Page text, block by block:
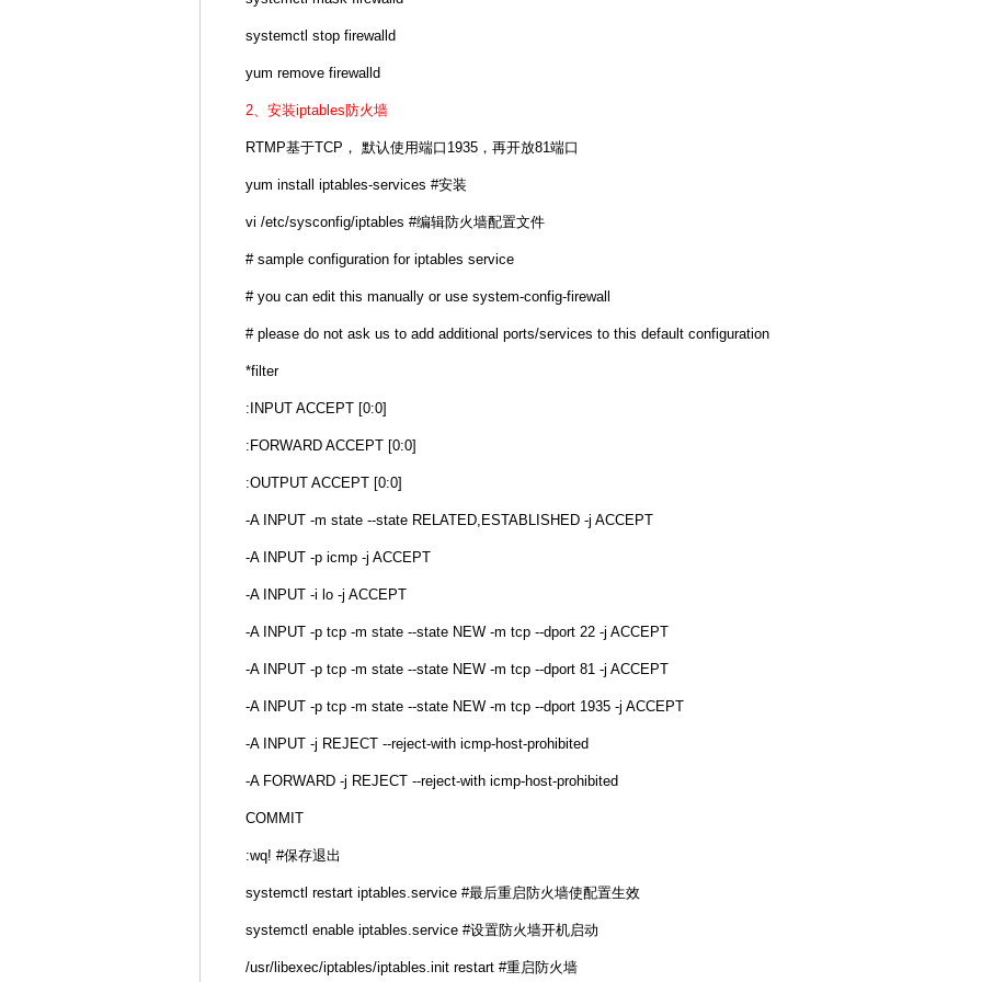
systemctl stop firewalld
yum remove firewalld
2、安装iptables防火墙
RTMP基于TCP， 默认使用端口1935，再开放81端口
yum install iptables-services #安装
vi /etc/sysconfig/iptables #编辑防火墙配置文件
# sample configuration for iptables service
# you can edit this manually or use system-config-firewall
# please do not ask us to add additional ports/services to this default configuration
*filter
:INPUT ACCEPT [0:0]
:FORWARD ACCEPT [0:0]
:OUTPUT ACCEPT [0:0]
-A INPUT -m state --state RELATED,ESTABLISHED -j ACCEPT
-A INPUT -p icmp -j ACCEPT
-A INPUT -i lo -j ACCEPT
-A INPUT -p tcp -m state --state NEW -m tcp --dport 22 -j ACCEPT
-A INPUT -p tcp -m state --state NEW -m tcp --dport 81 -j ACCEPT
-A INPUT -p tcp -m state --state NEW -m tcp --dport 1935 -j ACCEPT
-A INPUT -j REJECT --reject-with icmp-host-prohibited
-A FORWARD -j REJECT --reject-with icmp-host-prohibited
COMMIT
:wq! #保存退出
systemctl restart iptables.service #最后重启防火墙使配置生效
systemctl enable iptables.service #设置防火墙开机启动
/usr/libexec/iptables/iptables.init restart #重启防火墙